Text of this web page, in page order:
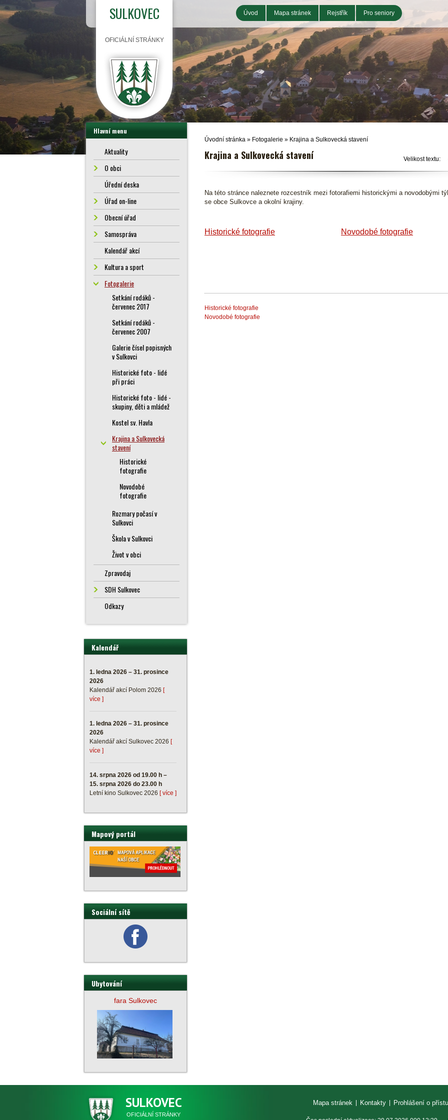
SULKOVEC
OFICIÁLNÍ STRÁNKY
Úvod Mapa stránek Rejstřík Pro seniory
Úvodní stránka » Fotogalerie » Krajina a Sulkovecká stavení
Velikost textu:
Krajina a Sulkovecká stavení
Na této stránce naleznete rozcestník mezi fotorafiemi historickými a novodobými
se obce Sulkovce a okolní krajiny.
Historické fotografie Novodobé fotografie
Historické fotografie
Novodobé fotografie
Hlavní menu
Aktuality
O obci
Úřední deska
Úřad on-line
Obecní úřad
Samospráva
Kalendář akcí
Kultura a sport
Fotogalerie
Setkání rodáků -
červenec 2017
Setkání rodáků -
červenec 2007
Galerie čísel popisných
v Sulkovci
Historické foto - lidé
při práci
Historické foto - lidé -
skupiny, děti a mládež
Kostel sv. Havla
Krajina a Sulkovecká
stavení
Historické
fotografie
Novodobé
fotografie
Rozmary počasí v
Sulkovci
Škola v Sulkovci
Život v obci
Zpravodaj
SDH Sulkovec
Odkazy
Kalendář
1. ledna 2026 – 31. prosince
2026
Kalendář akcí Polom 2026 [
více ]
1. ledna 2026 – 31. prosince
2026
Kalendář akcí Sulkovec 2026 [
více ]
14. srpna 2026 od 19.00 h –
15. srpna 2026 do 23.00 h
Letní kino Sulkovec 2026 [ více ]
Mapový portál
Sociální sítě
Ubytování
fara Sulkovec
SULKOVEC
OFICIÁLNÍ STRÁNKY
Mapa stránek Kontakty Prohlášení o